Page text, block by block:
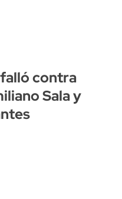
contra
Sala y